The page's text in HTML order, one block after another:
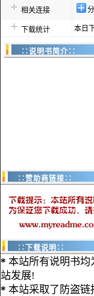
相关连接
下载统计 本日
∷说明书简介∷
∷赞助商链接∷
∷下载说明∷
* 本站所有说明书均
站发展!
* 本站采取了防盗链